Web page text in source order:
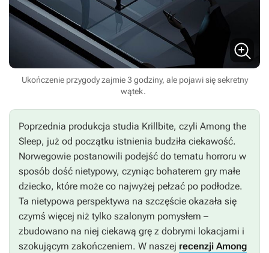
Ukończenie przygody zajmie 3 godziny, ale pojawi się sekretny
wątek.
Poprzednia produkcja studia Krillbite, czyli Among the
Sleep, już od początku istnienia budziła ciekawość.
Norwegowie postanowili podejść do tematu horroru w
sposób dość nietypowy, czyniąc bohaterem gry małe
dziecko, które może co najwyżej pełzać po podłodze.
Ta nietypowa perspektywa na szczęście okazała się
czymś więcej niż tylko szalonym pomysłem –
zbudowano na niej ciekawą grę z dobrymi lokacjami i
szokującym zakończeniem. W naszej recenzji Among